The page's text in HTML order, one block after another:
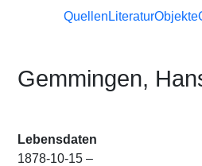
Quellen LiteraturObjekte
Gemmingen,
Lebensdaten
1878-10-15 –